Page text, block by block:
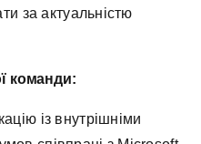
за актуальністю
команди:
із внутрішніми